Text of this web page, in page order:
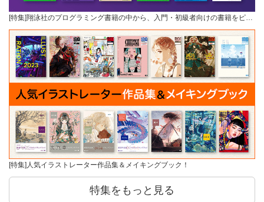
[特集]翔泳社のプログラミング書籍の中から、入門・初級者向けの書籍をピ…
[特集]人気イラストレーター作品集＆メイキングブック！
特集をもっと見る